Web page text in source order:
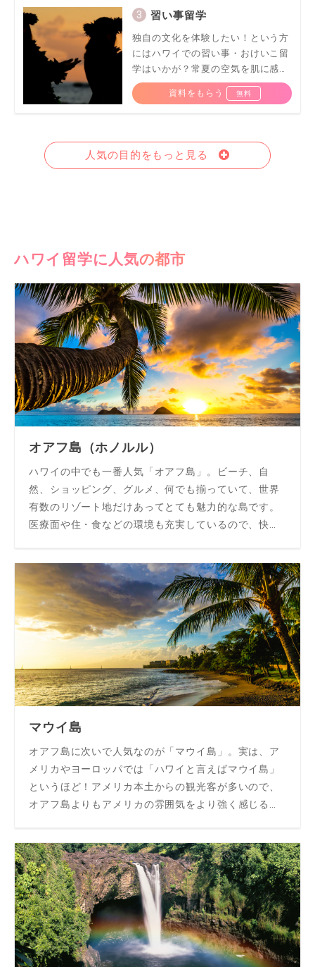
習い事留学
独自の文化を体験したい！という方
にはハワイでの習い事・おけいこ留
学はいかが？常夏の空気を肌に感じ
ながら、フラやウクレレにチャレン
ジ！
資料をもらう
人気の目的をもっと見る
ハワイ留学に人気の都市
オアフ島（ホノルル）
ハワイの中でも一番人気「オアフ島」。ビーチ、自
然、ショッピング、グルメ、何でも揃っていて、世界
有数のリゾート地だけあってとても魅力的な島です。
医療面や住・食などの環境も充実しているので、快適
マウイ島
オアフ島に次いで人気なのが「マウイ島」。実は、ア
メリカやヨーロッパでは「ハワイと言えばマウイ島」
というほど！アメリカ本土からの観光客が多いので、
オアフ島よりもアメリカの雰囲気をより強く感じるこ